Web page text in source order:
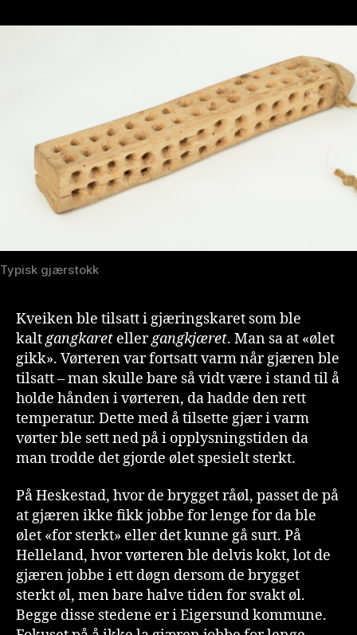
Typisk gjærstokk
Kveiken ble tilsatt i gjæringskaret som ble
kaltgangkaret ellergangkjæret. Man sa at «ølet
gikk». Vørteren var fortsatt varm når gjæren ble
tilsatt – man skulle bare så vidt være i stand til å
holde hånden i vørteren, da hadde den rett
temperatur. Dette med å tilsette gjær i varm
vørter ble sett ned på i opplysningstiden da
man trodde det gjorde ølet spesielt sterkt.
På Heskestad, hvor de brygget råøl, passet de på
at gjæren ikke fikk jobbe for lenge for da ble
ølet «for sterkt» eller det kunne gå surt. På
Helleland, hvor vørteren ble delvis kokt, lot de
gjæren jobbe i ett døgn dersom de brygget
sterkt øl, men bare halve tiden for svakt øl.
Begge disse stedene er i Eigersund kommune.